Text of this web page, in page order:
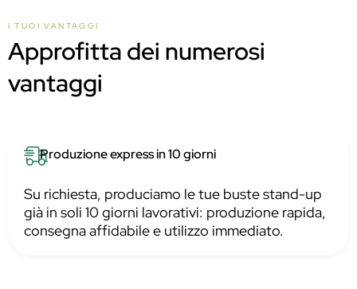
I TUOI VANTAGGI
Approfitta dei numerosi
vantaggi
Produzione express in 10 giorni
Su richiesta, produciamo le tue buste stand-up
già in soli 10 giorni lavorativi: produzione rapida,
consegna affidabile e utilizzo immediato.